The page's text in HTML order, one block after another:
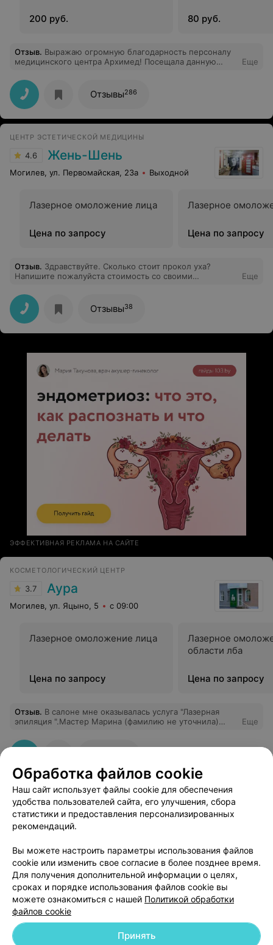
200 руб. 80 руб.
Отзыв. Выражаю огромную благодарность персоналу
медицинского центра Архимед! Посещала данную
Приводила своего ребёнка на УЗИ сердца, хочу сказать
большое спасибо врачу, который делал УЗИ-Кононович
Татьяне Владимировне, грамотный и опытный
специалист своего дела! Спасибо Архимеду за
опытных специалистов!)
Еще
Отзывы286
ЦЕНТР ЭСТЕТИЧЕСКОЙ МЕДИЦИНЫ
4.6 Жень-Шень
Могилев, ул. Первомайская, 23а Выходной
Лазерное омоложение лица
Цена по запросу
Лазерное
Цена по запросу
Отзыв. Здравствуйте. Сколько стоит прокол уха?
Напишите пожалуйста стоимость со своими
Еще
Отзывы38
ЭФФЕКТИВНАЯ РЕКЛАМА НА САЙТЕ
КОСМЕТОЛОГИЧЕСКИЙ ЦЕНТР
3.7 Аура
Могилев, ул. Яцыно, 5 с 09:00
Лазерное омоложение лица
Цена по запросу
Лазерное
области лба
Цена по запросу
Отзыв. В салоне мне оказывалась услуга "Лазерная
эпиляция ".Мастер Марина (фамилию не уточнила)
процедуры, лично у меня меня, никаких "неприятных "
поставили меня в резерв, т. к. не было мест на
процедуры, и, при появлении свободного места, сразу
мне перезвонили. Мне все понравилось, обязательно
буду записываться на следующие процедуры.
Еще
Добавить специалиста
Обработка файлов cookie
Наш сайт использует файлы cookie для обеспечения
удобства пользователей сайта, его улучшения, сбора
статистики и предоставления персонализированных
рекомендаций.
Вы можете настроить параметры использования файлов
cookie или изменить свое согласие в более позднее время.
Для получения дополнительной информации о целях,
сроках и порядке использования файлов cookie вы
можете ознакомиться с нашей Политикой обработки
файлов cookie
Принять